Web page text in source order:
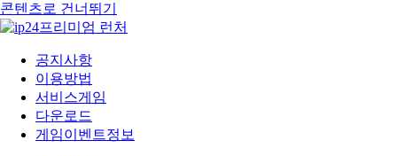
콘텐츠로 건너뛰기
공지사항
이용방법
서비스게임
다운로드
게임이벤트정보